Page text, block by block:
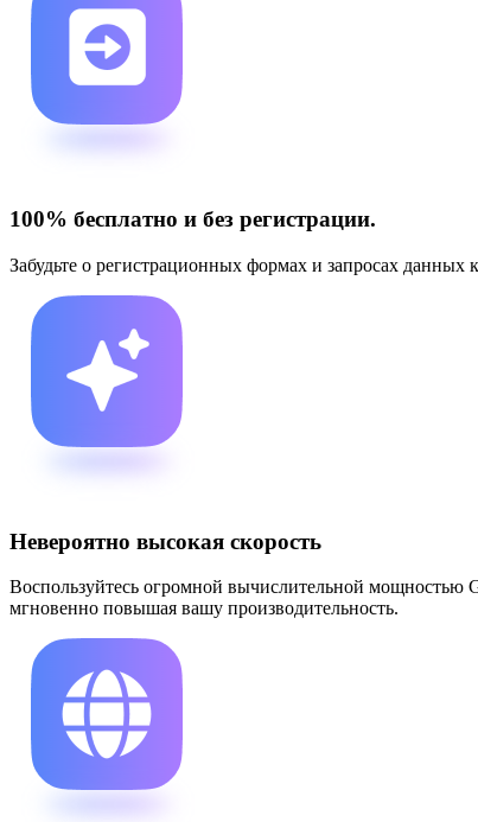
100% бесплатно и без регистрации.
Забудьте о регистрационных формах и запросах
Невероятно высокая скорость
Воспользуйтесь огромной вычислительной мощностью
мгновенно повышая вашу производительность.